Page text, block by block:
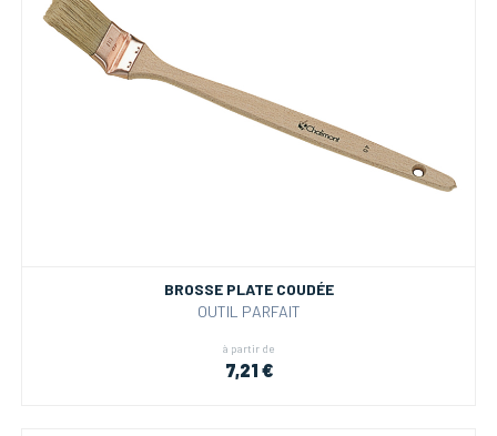
BROSSE PLATE COUDÉE
OUTIL PARFAIT
à partir de
7,21 €